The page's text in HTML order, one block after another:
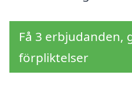
Få 3 erbjudanden,
förpliktelser